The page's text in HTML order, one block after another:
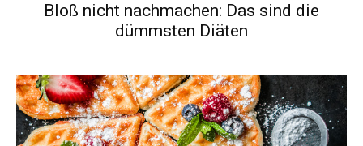
Bloß nicht nachmachen: Das sind die
dümmsten Diäten